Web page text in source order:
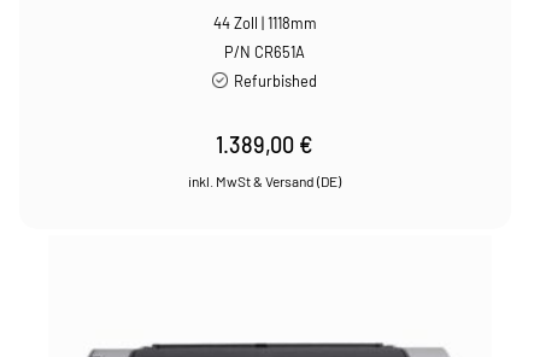
44 Zoll | 1118mm
P/N CR651A
Refurbished
1.389,00 €